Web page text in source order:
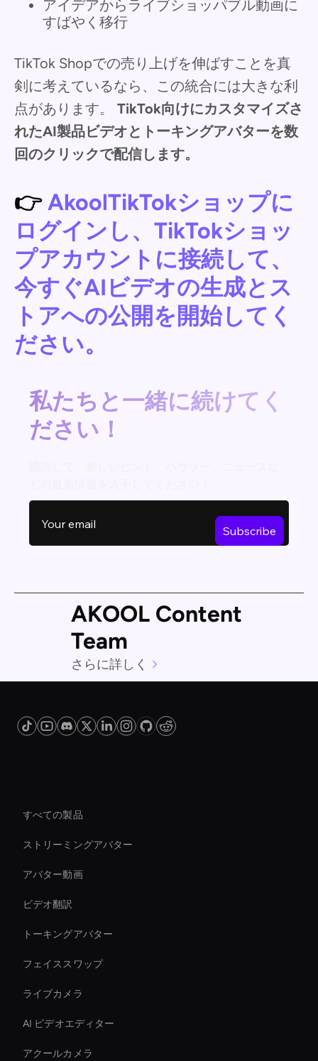
アイデアからライブショッパブル動画に
すばやく移行
TikTok Shopでの売り上げを伸ばすことを真
剣に考えているなら、この統合には大きな利
点があります。 TikTok向けにカスタマイズさ
れたAI製品ビデオとトーキングアバターを数
回のクリックで配信します。
👉AkoolTikTokショップに
ログインし、TikTokショッ
プアカウントに接続して、
今すぐAIビデオの生成とス
トアへの公開を開始してく
ださい。
私たちと一緒に続けてく
ださい！
AKOOL Content
Team
さらに詳しく
すべての製品
ストリーミングアバター
アバター動画
ビデオ翻訳
トーキングアバター
フェイススワップ
ライブカメラ
AI ビデオエディター
アクールカメラ